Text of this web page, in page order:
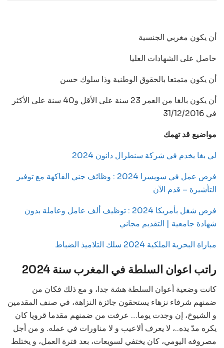
أن يكون مغربي الجنسية
حاصل على الشهادات العليا
أن يكون متمتعا بالحقوق الوطنية وذا سلوك حسن
أن يكون بالغا من العمر 23 سنة على الأقل و40 سنة على الأكثر
في 31/12/2016
مواضيع قد تهمك
لي بغا يخدم في شركة سنطرال دانون 2024
فرص عمل في سويسرا 2024 : وظائف جني الفاكهة مع توفير
التأشيرة – قدم الآن
فرص شغل بأمريكا 2024 : توظيف ألف عامل وعاملة بدون
شهادة جامعية | التقديم مجاني
مباراة البحرية الملكية 2024 سلك التلاميذ الضباط
راتب اعوان السلطة في المغرب سنة 2024
كانت وضعية أعوان السلطة هشة جدا، و مع ذلك فكان من
ضمنهم شرفاء نزهاء يستحقون جائزة النزاهة، في صنف المقدمين
و الشيوخ، إن وجدت يوما… عرفت من ضمنهم مقدما قرويا كان
يكره مدّ يده..، لا يعرف ألاعيب و لا مناورات في عمله. و من أجل
مصروفه اليومي، كان يختفي لسويعات، بعد فترة العمل، و يختلط